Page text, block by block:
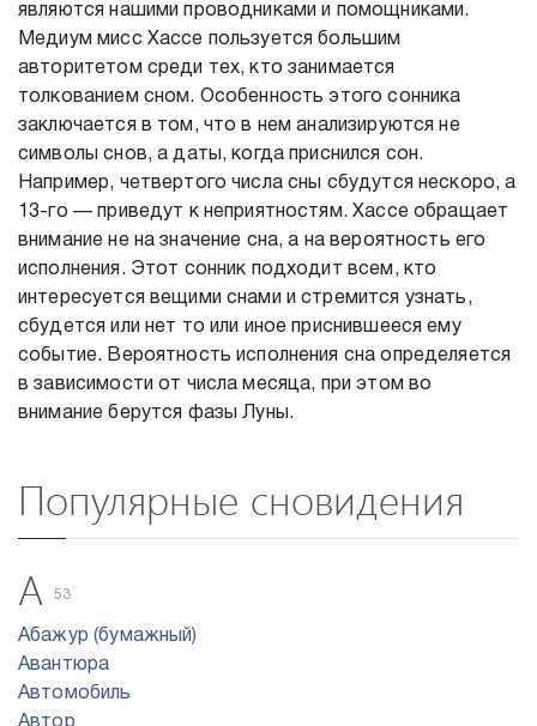
являются нашими проводниками и помощниками.
Медиум мисс Хассе пользуется большим
авторитетом среди тех, кто занимается
толкованием сном. Особенность этого сонника
заключается в том, что в нем анализируются не
символы снов, а даты, когда приснился сон.
Например, четвертого числа сны сбудутся нескоро, а
13-го — приведут к неприятностям. Хассе обращает
внимание не на значение сна, а на вероятность его
исполнения. Этот сонник подходит всем, кто
интересуется вещими снами и стремится узнать,
сбудется или нет то или иное приснившееся ему
событие. Вероятность исполнения сна определяется
в зависимости от числа месяца, при этом во
внимание берутся фазы Луны.
Популярные сновидения
А
53
Абажур (бумажный)
Авантюра
Автомобиль
Автор